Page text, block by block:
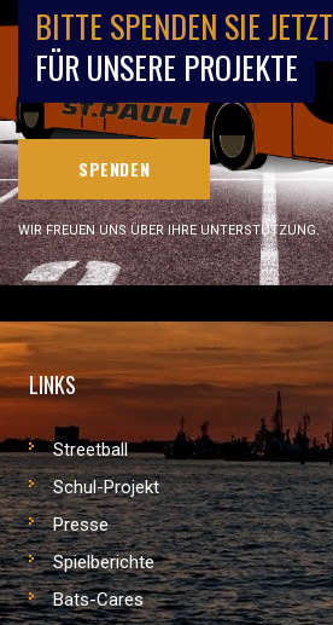
BITTE SPENDEN SIE JETZT
FÜR UNSERE PROJEKTE
SPENDEN
WIR FREUEN UNS ÜBER IHRE UNTERSTÜTZUNG.
LINKS
Streetball
Schul-Projekt
Presse
Spielberichte
Bats-Cares